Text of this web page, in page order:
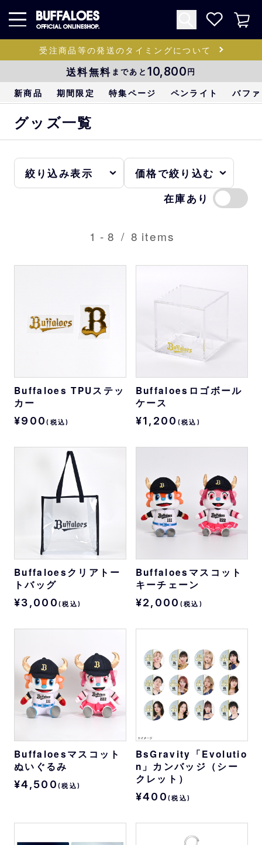
受注商品等の発送のタイミングについて
送料無料 まであと 10,800円
新商品 期間限定 特集ページ ペンライト バフ
グッズ一覧
在庫あり
1 - 8 / 8 items
Buffaloes TPUステッ
カー
¥900(税込)
Buffaloesロゴボール
ケース
¥1,200 (税込)
Buffaloesクリアトー
トバッグ
¥3,000 (税込)
Buffaloesマスコット
キーチェーン
¥2,000 (税込)
Buffaloesマスコット
ぬいぐるみ
¥4,500 (税込)
BsGravity「Evolutio
n」カンバッジ（シー
クレット）
¥400(税込)